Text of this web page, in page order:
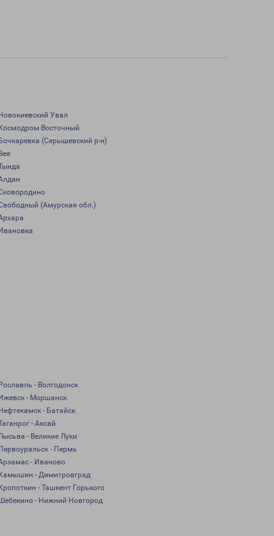
Увал
Восточный
(Серышевский р-н)
(Амурская обл.)
- Волгодонск
- Моршанск
- Батайск
- Аксай
- Великие Луки
- Пермь
- Иваново
- Димитровград
- Ташкент Горького
- Нижний Новгород